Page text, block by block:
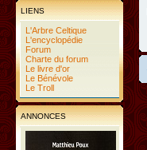
LIENS
L'Arbre Celtique
L'encyclopédie
Forum
Charte du forum
Le livre d'or
Le Bénévole
Le Troll
ANNONCES